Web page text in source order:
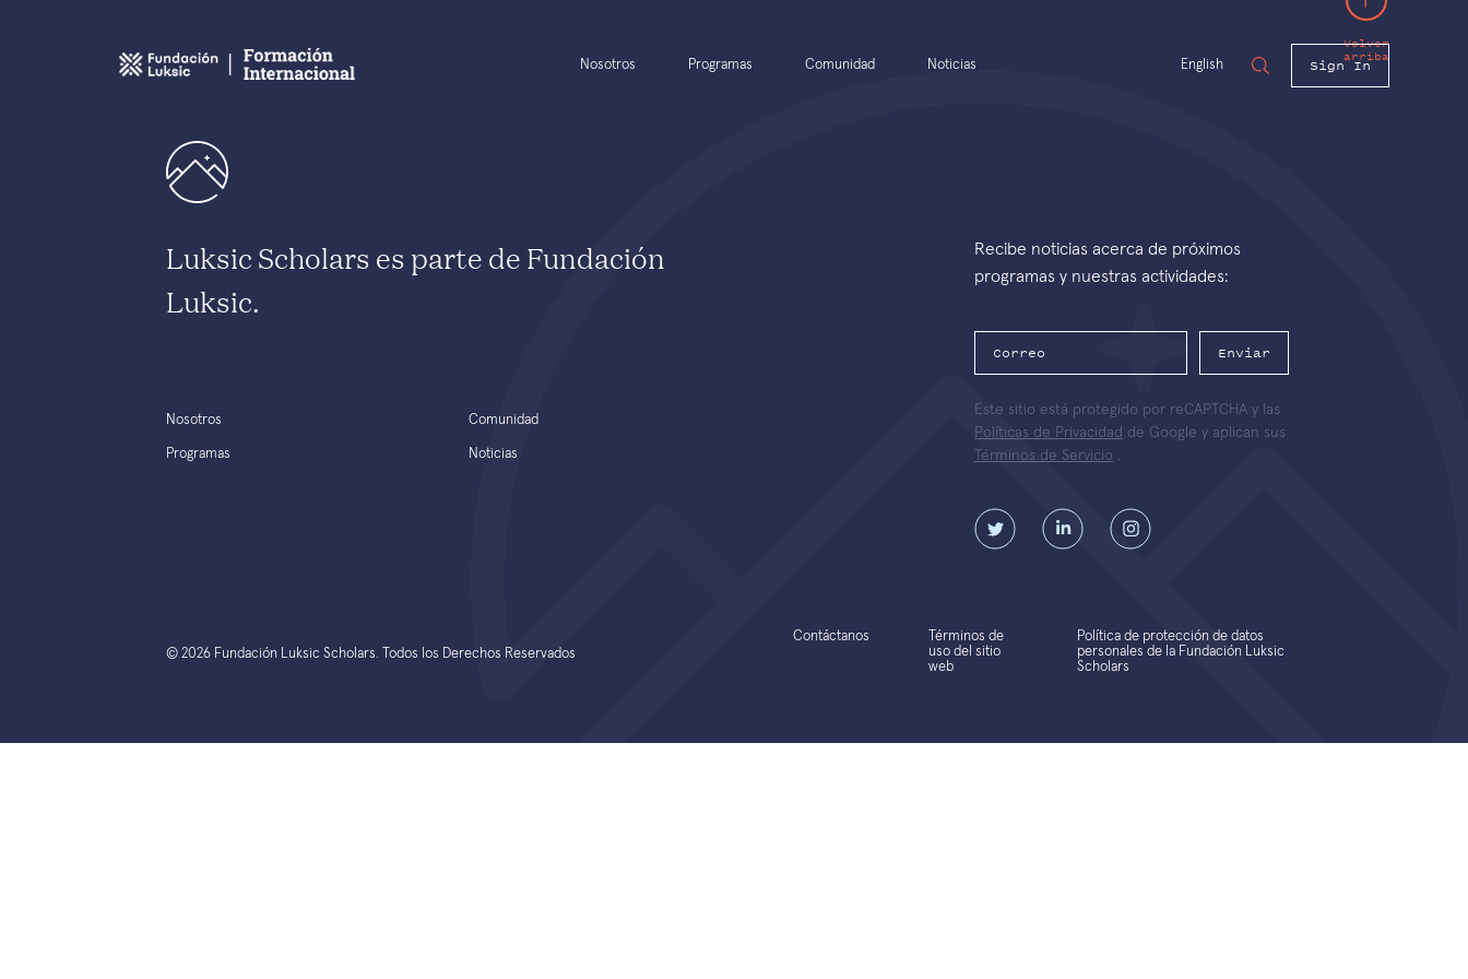
Nosotros Programas Comunidad Noticias English Sign In
Volver
arriba
Luksic Scholars es parte de Fundación
Luksic.
Nosotros
Programas
Comunidad
Noticias
Recibe noticias acerca de próximos
programas y nuestras actividades:
Enviar
Este sitio está protegido por reCAPTCHA y las
Políticas de Privacidad de Google y aplican sus
Términos de Servicio .
© 2026 Fundación Luksic Scholars. Todos los Derechos Reservados
Contáctanos
Términos de
uso del sitio
web
Política de protección de datos
personales de la Fundación Luksic
Scholars